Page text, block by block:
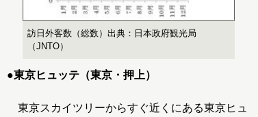
訪日外客数（総数）出典：日本政府観光局
（JNTO）
●東京ヒュッテ（東京・押上）
東京スカイツリーからすぐ近くにある東京ヒュ